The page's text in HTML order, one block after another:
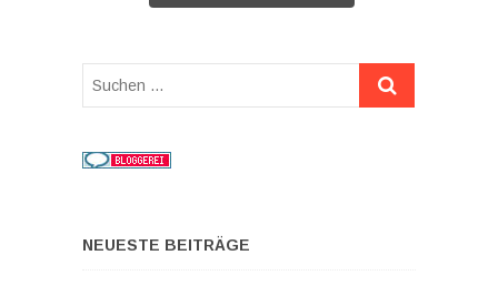
Suchen
NEUESTE BEITRÄGE